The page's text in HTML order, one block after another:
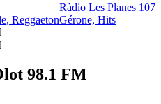
Reggaeton
Ràdio Les Planes
Gérone, Hits
98.1 FM